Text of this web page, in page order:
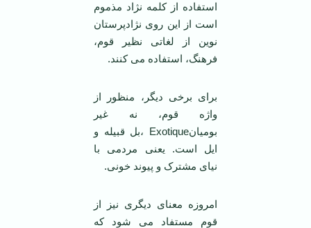
استفاده از کلمه نژاد مذموم
است از این روی نژادپرستان
نوین از لغاتی نظیر قوم،
فرهنگ، استفاده می کنند.
برای برخی دیگر، منظور از
واژه قوم، نه غیر
بومیانExotique ،بل قبیله و
ایل است. یعنی مردمی با
نیای مشترک و پیوند خونی.
امروزه معنای دیگری نیز از
قوم مستفاد می شود که